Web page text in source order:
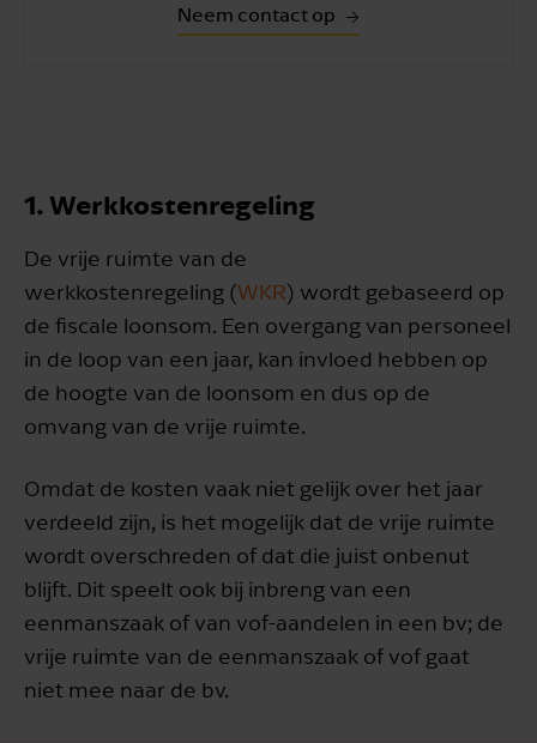
Neem contact op
1. Werkkostenregeling
De vrije ruimte van de
werkkostenregeling (WKR) wordt gebaseerd op
de fiscale loonsom. Een overgang van personeel
in de loop van een jaar, kan invloed hebben op
de hoogte van de loonsom en dus op de
omvang van de vrije ruimte.
Omdat de kosten vaak niet gelijk over het jaar
verdeeld zijn, is het mogelijk dat de vrije ruimte
wordt overschreden of dat die juist onbenut
blijft. Dit speelt ook bij inbreng van een
eenmanszaak of van vof-aandelen in een bv; de
vrije ruimte van de eenmanszaak of vof gaat
niet mee naar de bv.